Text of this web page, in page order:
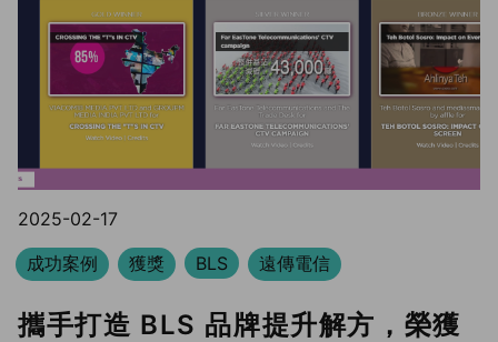
2025-02-17
成功案例
獲獎 BLS 遠傳電信
攜手打造 BLS 品牌提升解方，榮獲